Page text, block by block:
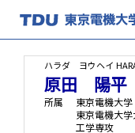
ハラダ ヨウヘイ
原田 陽平
所属
東京電機大
東京電機大
工学専攻